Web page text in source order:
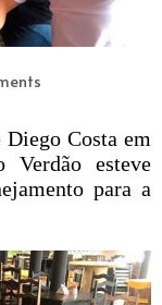
Costa em
Verdão esteve
para a